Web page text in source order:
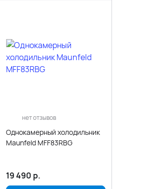
нет отзывов
Однокамерный холодильник
Maunfeld MFF83RBG
19 490 р.